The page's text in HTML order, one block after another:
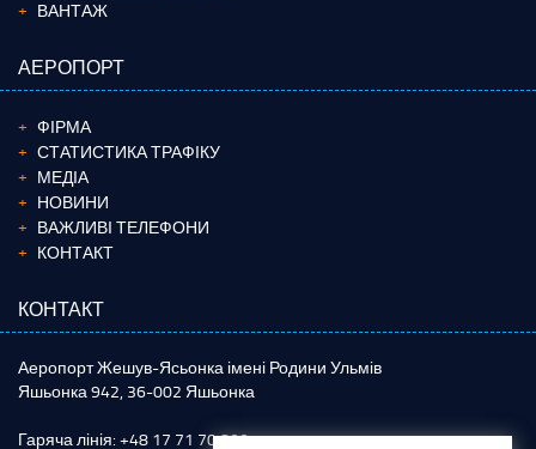
ВАНТАЖ
АЕРОПОРТ
ФІРМА
СТАТИСТИКА ТРАФІКУ
МЕДІА
НОВИНИ
ВАЖЛИВІ ТЕЛЕФОНИ
КОНТАКТ
КОНТАКТ
Аеропорт Жешув-Ясьонка імені Родини Ульмів
Яшьонка 942, 36-002 Яшьонка
Гаряча лінія: +48 17 71 70 800